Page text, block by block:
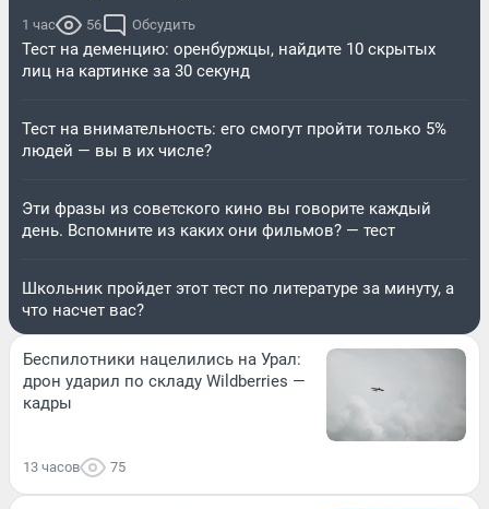
1 час 56 Обсудить
Тест на деменцию: оренбуржцы, найдите 10 скрытых
лиц на картинке за 30 секунд
Тест на внимательность: его смогут пройти только 5%
людей — вы в их числе?
Эти фразы из советского кино вы говорите каждый
день. Вспомните из каких они фильмов? — тест
Школьник пройдет этот тест по литературе за минуту, а
что насчет вас?
Беспилотники нацелились на Урал:
дрон ударил по складу Wildberries —
кадры
13 часов 75